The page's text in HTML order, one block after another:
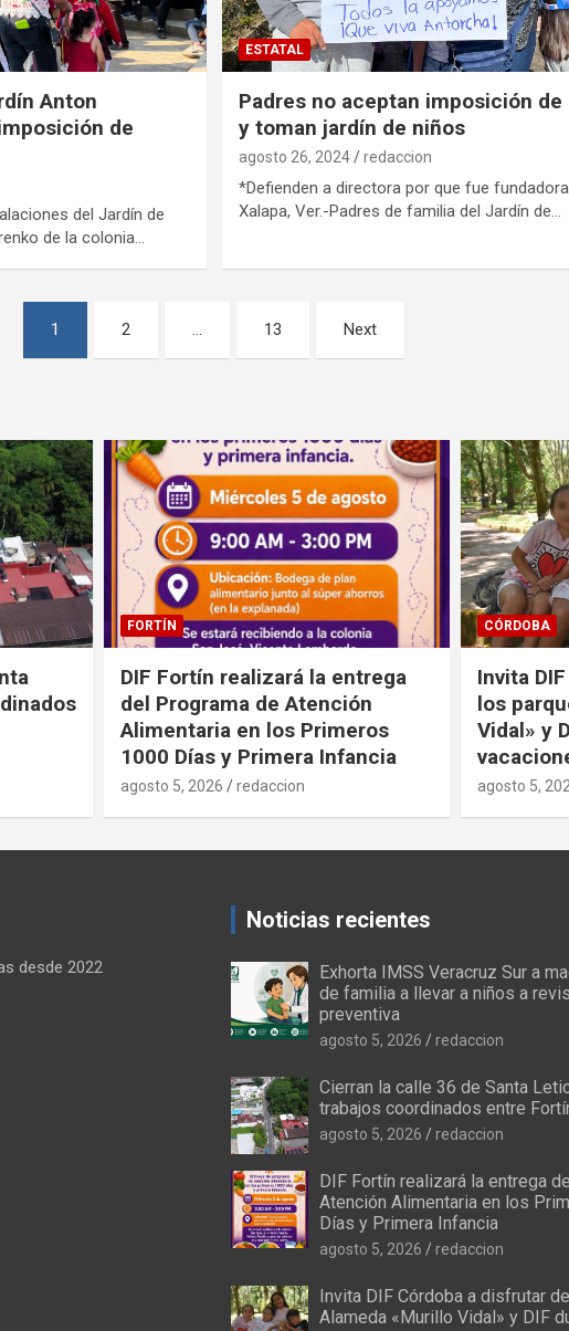
Anton
de
del Jardín de
de la colonia…
ESTATAL
Padres no aceptan imposición de
y toman jardín de niños
agosto 26, 2024 redaccion
*Defienden a directora por que fue
Xalapa, Ver.-Padres de familia del Jardín de…
1 2 … 13 Next
FORTÍN
DIF Fortín realizará la entrega
del Programa de Atención
Alimentaria en los Primeros
1000 Días y Primera Infancia
agosto 5, 2026 redaccion
CÓRDOBA
Invita
los
Vidal» y
agosto 5,
desde 2022
Noticias recientes
Exhorta IMSS Veracruz Sur a
de familia a llevar a niños a
preventiva
agosto 5, 2026 redaccion
Cierran la calle 36 de Santa
trabajos coordinados entre
agosto 5, 2026 redaccion
DIF Fortín realizará la entrega
Atención Alimentaria en los
Días y Primera Infancia
agosto 5, 2026 redaccion
Invita DIF Córdoba a disfrutar
Alameda «Murillo Vidal» y DIF